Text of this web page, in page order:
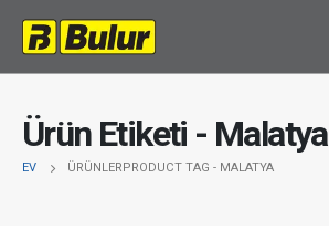
Ürün Etiketi - Malatya
EV ÜRÜNLERPRODUCT TAG - MALATYA